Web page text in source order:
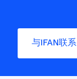
与IFAN联系